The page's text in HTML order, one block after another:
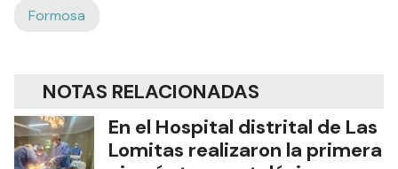
Formosa
NOTAS RELACIONADAS
En el Hospital distrital de Las
Lomitas realizaron la primera